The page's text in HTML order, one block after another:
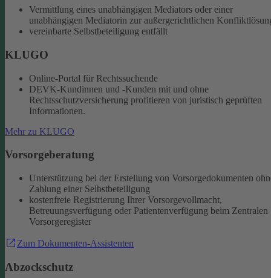
Vermittlung eines unabhängigen Mediators oder einer
unabhängigen Mediatorin zur außergerichtlichen
vereinbarte Selbstbeteiligung entfällt
KLUGO
Online-Portal für Rechtssuchende
DEVK-Kundinnen und -Kunden mit und ohne
Rechtsschutzversicherung profitieren von juristisch geprüften
Informationen.
Mehr zu KLUGO
Vorsorgeberatung
Unterstützung bei der Erstellung von Vorsorgedokumenten
Zahlung einer Selbstbeteiligung
kostenfreie Registrierung Ihrer Vorsorgevollmacht,
Betreuungsverfügung oder Patientenverfügung beim Zentralen
Vorsorgeregister
Zum Dokumenten-Assistenten
Abzockschutz